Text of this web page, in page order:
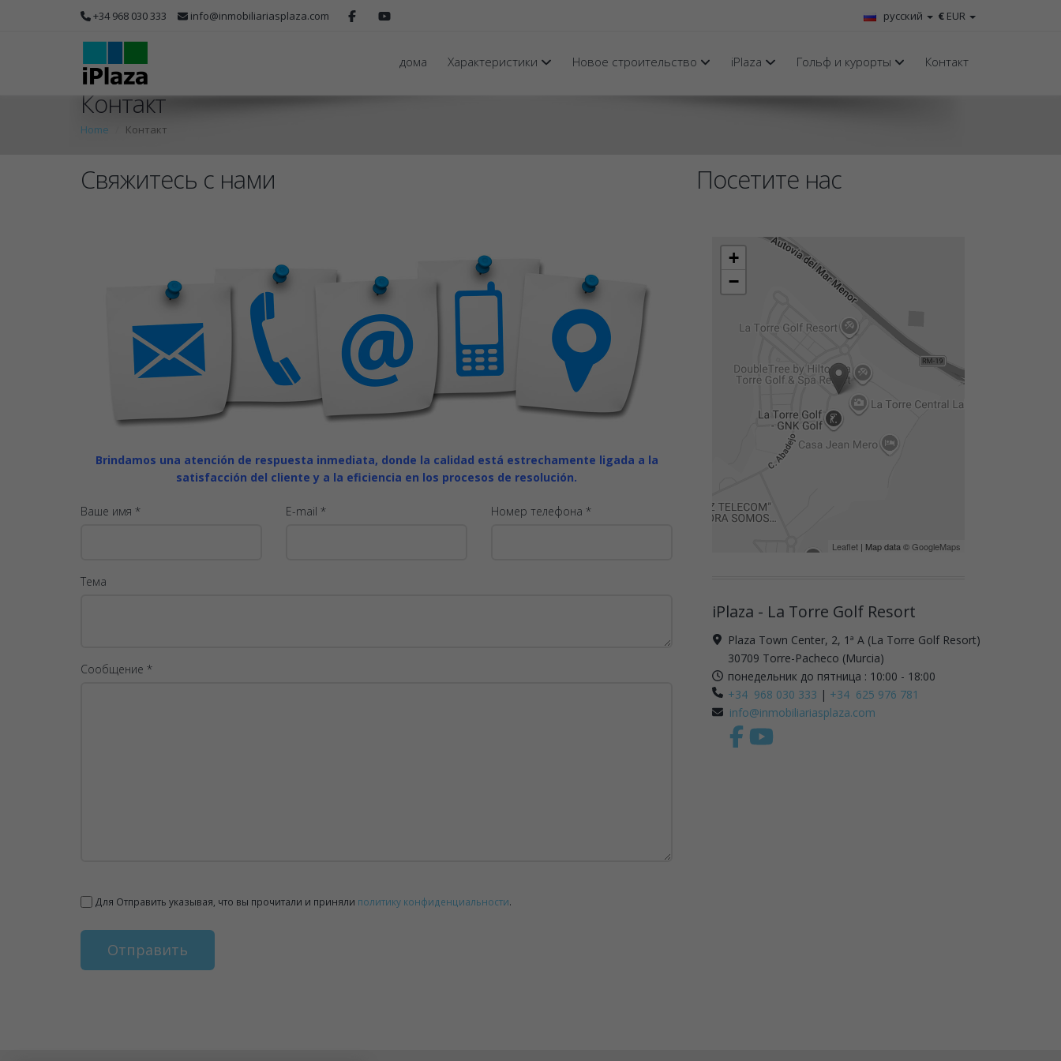
+34 968 030 333 info@inmobiliariasplaza.com € EUR
русский
дома Характеристики Новое строительство iPlaza Гольф и курорты Контакт
Контакт
Home Контакт
Свяжитесь с нами
Brindamos una atención de respuesta inmediata, donde la calidad está estrechamente ligada a la
satisfacción del cliente y a la eficiencia en los procesos de resolución.
Ваше имя * E-mail * Номер телефона *
Тема
Сообщение *
Для Отправить указывая, что вы прочитали и приняли политику конфиденциальности.
Посетите нас
+
−
Leaflet | Map data ©GoogleMaps
iPlaza - La Torre Golf Resort
Plaza Town Center, 2, 1ª A (La Torre Golf Resort)
30709 Torre-Pacheco (Murcia)
понедельник до пятница : 10:00 - 18:00
+34 968 030 333 | +34 625 976 781
info@inmobiliariasplaza.com